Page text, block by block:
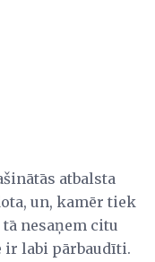
atbalsta
un, kamēr tiek
nesaņem citu
labi pārbaudīti.